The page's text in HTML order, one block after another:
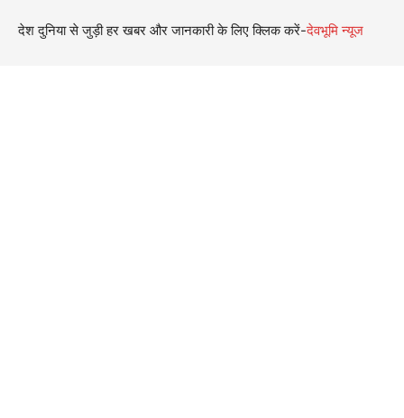
देश दुनिया से जुड़ी हर खबर और जानकारी के लिए क्लिक करें-देवभूमि न्यूज